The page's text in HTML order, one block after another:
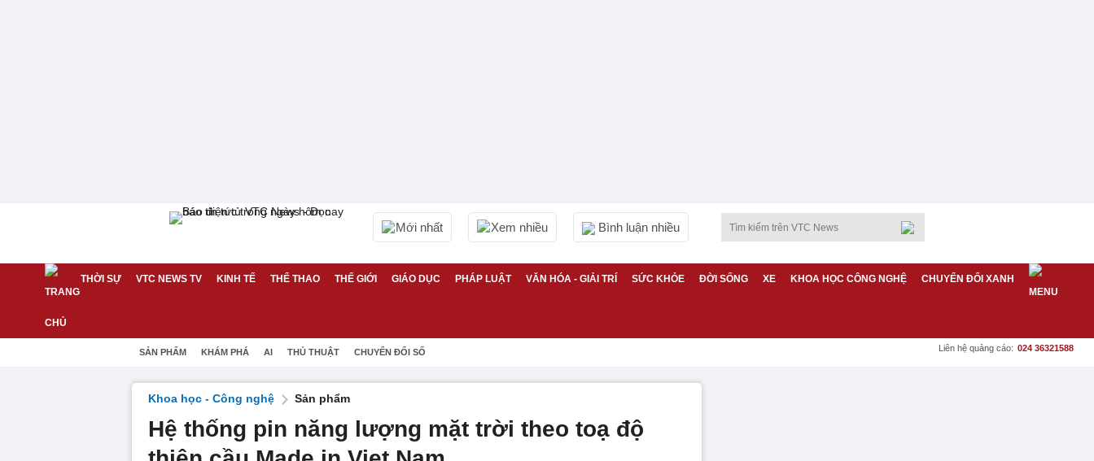
Mới nhất Xem nhiều Bình luận nhiều
THỜI SỰ VTC NEWS TV KINH TẾ THỂ THAO THẾ GIỚI GIÁO DỤC PHÁP LUẬT VĂN HÓA - GIẢI TRÍ SỨC KHỎE ĐỜI SỐNG XE KHOA HỌC CÔNG NGHỆ CHUYỂN ĐỔI XANH
SẢN PHẨM KHÁM PHÁ AI THỦ THUẬT CHUYỂN ĐỔI SỐ Liên hệ quảng cáo: 024 36321588
Khoa học - Công nghệ Sản phẩm
Hệ thống pin năng lượng mặt trời theo toạ độ